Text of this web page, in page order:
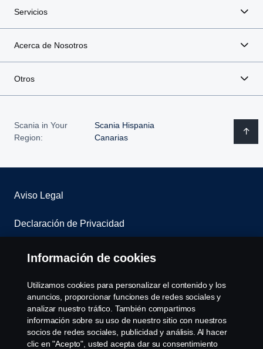
Servicios
Acerca de Nosotros
Otros
Scania in Your
Region:
Scania Hispania
Canarias
Aviso Legal
Declaración de Privacidad
Contacta con nosotros
Whistleblowing
Política de cookies
Cookie settings
Información de cookies
Utilizamos cookies para personalizar el contenido y los
anuncios, proporcionar funciones de redes sociales y
analizar nuestro tráfico. También compartimos
información sobre su uso de nuestro sitio con nuestros
socios de redes sociales, publicidad y análisis. Al hacer
clic en "Acepto", usted acepta dar su consentimiento